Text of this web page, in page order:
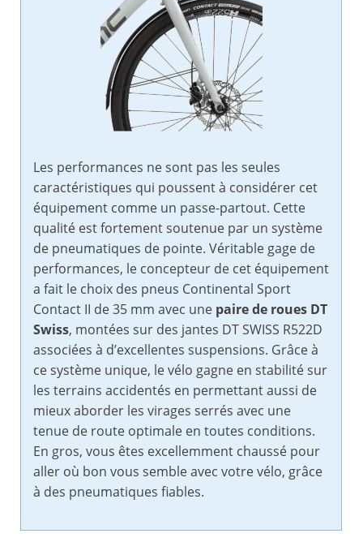
Les performances ne sont pas les seules
caractéristiques qui poussent à considérer cet
équipement comme un passe-partout. Cette
qualité est fortement soutenue par un système
de pneumatiques de pointe. Véritable gage de
performances, le concepteur de cet équipement
a fait le choix des pneus Continental Sport
Contact II de 35 mm avec une paire de roues DT
Swiss, montées sur des jantes DT SWISS R522D
associées à d’excellentes suspensions. Grâce à
ce système unique, le vélo gagne en stabilité sur
les terrains accidentés en permettant aussi de
mieux aborder les virages serrés avec une
tenue de route optimale en toutes conditions.
En gros, vous êtes excellemment chaussé pour
aller où bon vous semble avec votre vélo, grâce
à des pneumatiques fiables.